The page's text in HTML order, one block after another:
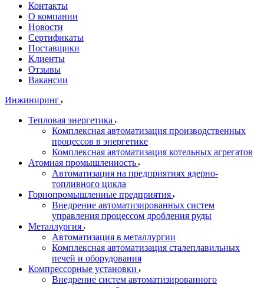
Контакты
О компании
Новости
Сертификаты
Поставщики
Клиенты
Отзывы
Вакансии
Инжиниринг
Тепловая энергетика
Комплексная автоматизация производственных
процессов в энергетике
Комплексная автоматизация котельных агрегатов
Атомная промышленность
Автоматизация на предприятиях ядерно-
топливного цикла
Горнопромышленные предприятия
Внедрение автоматизированных систем
управления процессом дробления руды
Металлургия
Автоматизация в металлургии
Комплексная автоматизация сталеплавильных
печей и оборудования
Компрессорные установки
Внедрение систем автоматизированного